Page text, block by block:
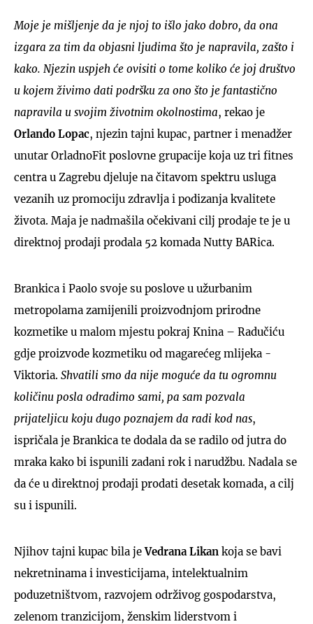
Moje je mišljenje da je njoj to išlo jako dobro, da ona
izgara za tim da objasni ljudima što je napravila, zašto i
kako. Njezin uspjeh će ovisiti o tome koliko će joj društvo
u kojem živimo dati podršku za ono što je fantastično
napravila u svojim životnim okolnostima, rekao je
Orlando Lopac, njezin tajni kupac, partner i menadžer
unutar OrladnoFit poslovne grupacije koja uz tri fitnes
centra u Zagrebu djeluje na čitavom spektru usluga
vezanih uz promociju zdravlja i podizanja kvalitete
života. Maja je nadmašila očekivani cilj prodaje te je u
direktnoj prodaji prodala 52 komada Nutty BARica.
Brankica i Paolo svoje su poslove u užurbanim
metropolama zamijenili proizvodnjom prirodne
kozmetike u malom mjestu pokraj Knina – Radučiću
gdje proizvode kozmetiku od magarećeg mlijeka -
Viktoria. Shvatili smo da nije moguće da tu ogromnu
količinu posla odradimo sami, pa sam pozvala
prijateljicu koju dugo poznajem da radi kod nas,
ispričala je Brankica te dodala da se radilo od jutra do
mraka kako bi ispunili zadani rok i narudžbu. Nadala se
da će u direktnoj prodaji prodati desetak komada, a cilj
su i ispunili.
Njihov tajni kupac bila jeVedrana Likan koja se bavi
nekretninama i investicijama, intelektualnim
poduzetništvom, razvojem održivog gospodarstva,
zelenom tranzicijom, ženskim liderstvom i